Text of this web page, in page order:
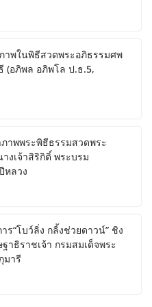
าพในพิธีสวดพระอภิธรรมศพ
(อภิพล อภิพโล ป.ธ.5,
าพพระพิธีธรรมสวดพระ
งเจ้าสิริกิติ์ พระบรม
หลวง
ร“โบว์ลิ่ง กลิ้งช่วยดาวน์” ชิง
าธิราชเจ้า กรมสมเด็จพระ
มารี